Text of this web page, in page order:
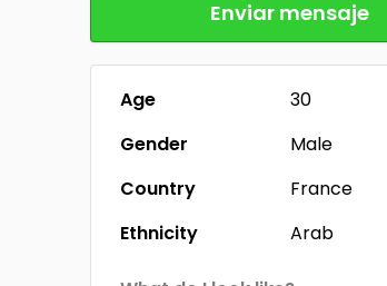
Enviar mensaje
Age
30
Gender
Male
Country
France
Ethnicity
Arab